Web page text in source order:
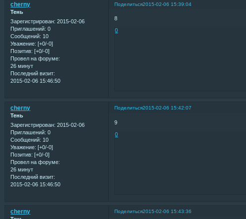
Поделиться2015-02-06 15:39:04
cherny
Тень
Зарегистрирован: 2015-02-06
Приглашений: 0
Сообщений: 10
Уважение: [+0/-0]
Позитив: [+0/-0]
Провел на форуме:
26 минут
Последний визит:
2015-02-06 15:46:50
8
0
Поделиться2015-02-06 15:42:07
cherny
Тень
Зарегистрирован: 2015-02-06
Приглашений: 0
Сообщений: 10
Уважение: [+0/-0]
Позитив: [+0/-0]
Провел на форуме:
26 минут
Последний визит:
2015-02-06 15:46:50
9
0
Поделиться2015-02-06 15:43:36
cherny